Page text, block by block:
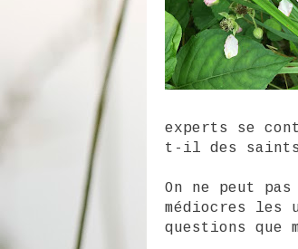
experts se
t-il des saints
On ne peut
médiocres les
questions que